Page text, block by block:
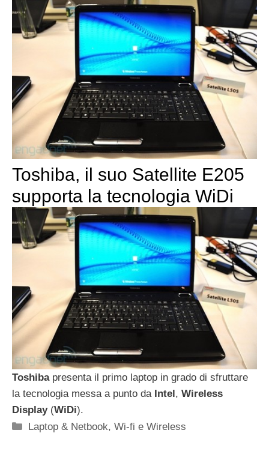
Toshiba, il suo Satellite E205
supporta la tecnologia WiDi
Toshibapresenta il primo laptop in grado di sfruttare
la tecnologia messa a punto da Intel , Wireless
Display(WiDi).
Categorie
Laptop & Netbook,Wi-fi e Wireless